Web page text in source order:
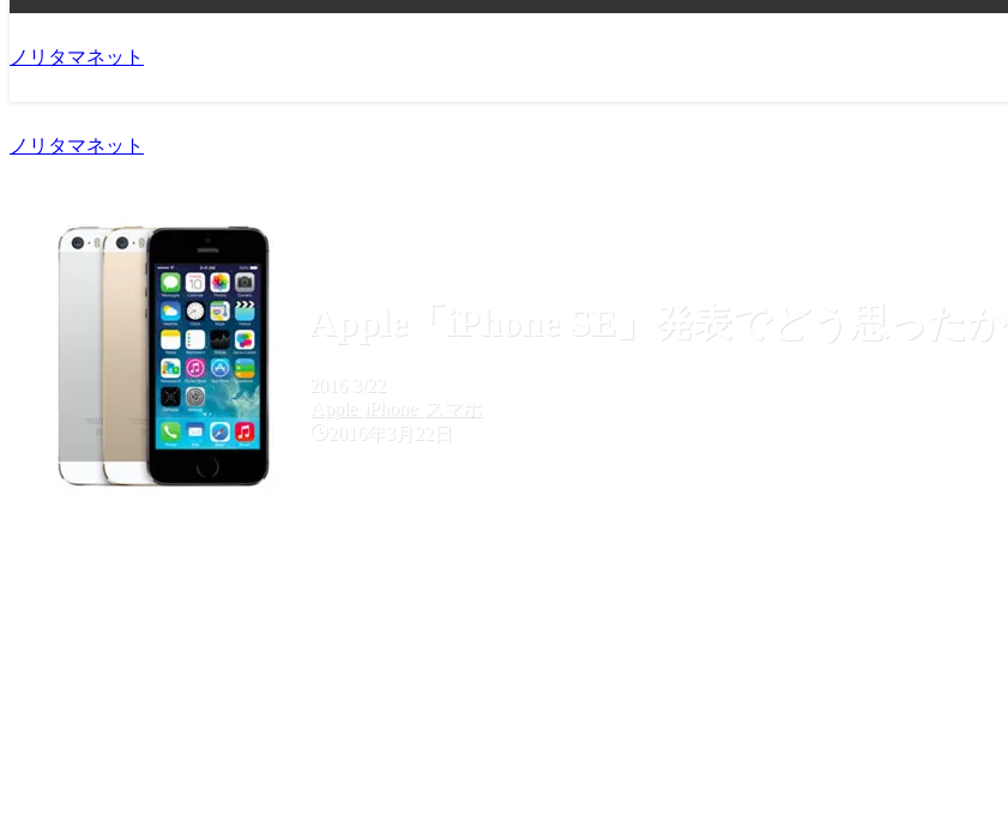
ノリタマネット
ノリタマネット
Apple「iPhone SE」発表でどう思ったか
2016
3/22
Apple
iPhone
スマホ
2016年3月22日